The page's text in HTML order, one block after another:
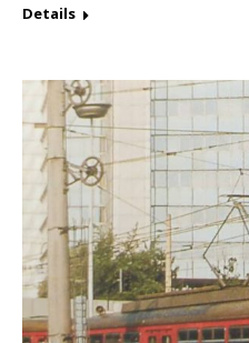
Details